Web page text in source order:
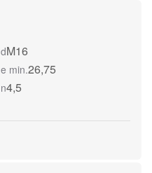
dM16
e min.26,75
n4,5